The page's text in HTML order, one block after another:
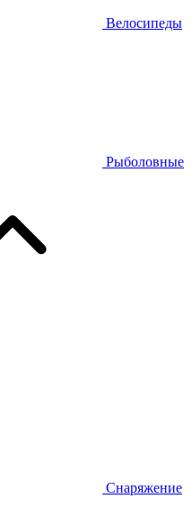
Велосипеды
Рыболовные
Снаряжение